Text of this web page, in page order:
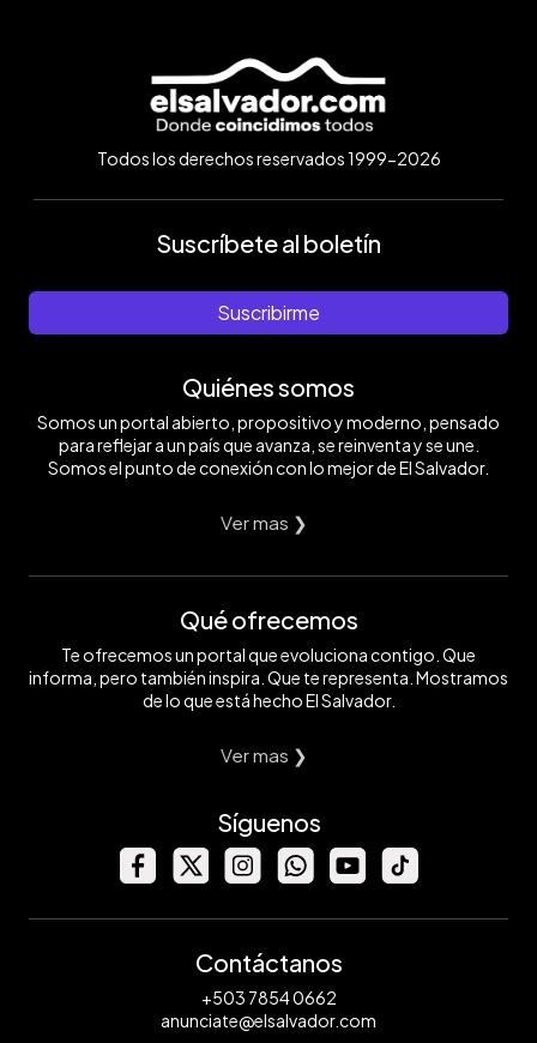
Todos los derechos reservados 1999-2026
Suscríbete al boletín
Suscribirme
Quiénes somos
Somos un portal abierto, propositivo y moderno, pensado
para reflejar a un país que avanza, se reinventa y se une.
Somos el punto de conexión con lo mejor de El Salvador.
Ver mas ❯
Qué ofrecemos
Te ofrecemos un portal que evoluciona contigo. Que
informa, pero también inspira. Que te representa. Mostramos
de lo que está hecho El Salvador.
Ver mas ❯
Síguenos
Contáctanos
+503 7854 0662
anunciate@elsalvador.com